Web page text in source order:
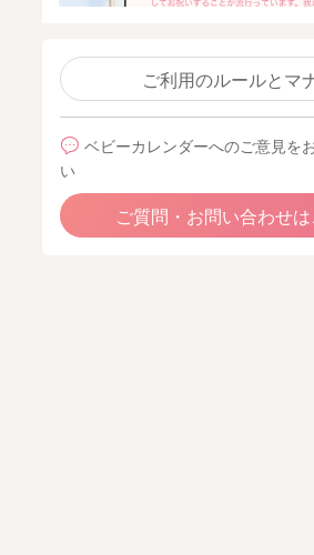
ご利用のルールとマ
ベビーカレンダーへのご意見を
い
ご質問・お問い合わせ